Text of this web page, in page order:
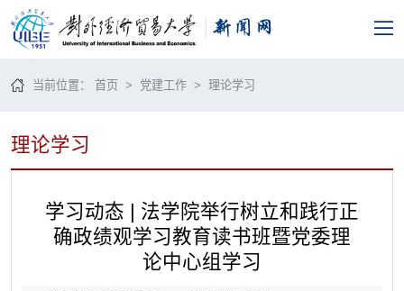
当前位置：首页 > 党建工作 >理论学习
理论学习
学习动态 | 法学院举行树立和践行正
确政绩观学习教育读书班暨党委理
论中心组学习